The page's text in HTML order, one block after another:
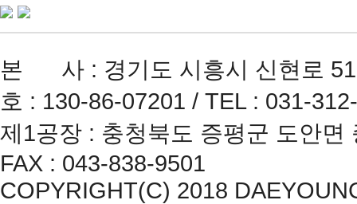
본 사 : 경기도 시흥시 신현로
호 : 130-86-07201 / TEL : 031-
제1공장 : 충청북도 증평군 도안
FAX : 043-838-9501
COPYRIGHT(C) 2018